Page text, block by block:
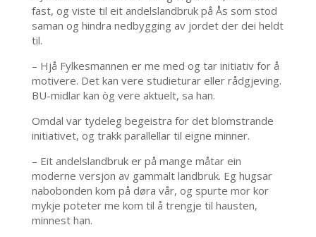
fast, og viste til eit andelslandbruk på Ås som stod
saman og hindra nedbygging av jordet der dei heldt
til.
– Hjå Fylkesmannen er me med og tar initiativ for å
motivere. Det kan vere studieturar eller rådgjeving.
BU-midlar kan òg vere aktuelt, sa han.
Omdal var tydeleg begeistra for det blomstrande
initiativet, og trakk parallellar til eigne minner.
– Eit andelslandbruk er på mange måtar ein
moderne versjon av gammalt landbruk. Eg hugsar
nabobonden kom på døra vår, og spurte mor kor
mykje poteter me kom til å trengje til hausten,
minnest han.